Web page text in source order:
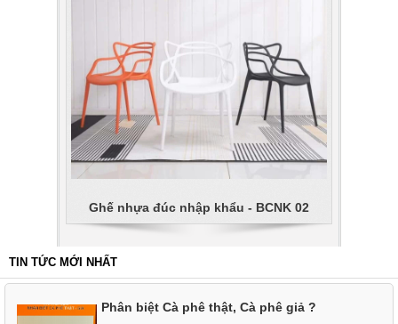
Ghế nhựa đúc nhập khẩu - BCNK 02
TIN TỨC MỚI NHẤT
Phân biệt Cà phê thật, Cà phê giả ?